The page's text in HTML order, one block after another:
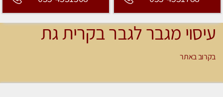
עיסוי מגבר לגבר בקרית גת
בקרוב באתר